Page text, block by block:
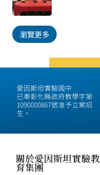
瀏覽更多
愛因斯坦實驗國中
已奉彰化縣政府教學字第
1090000867號准予立案招
生。
關於愛因斯坦實驗教
育集團